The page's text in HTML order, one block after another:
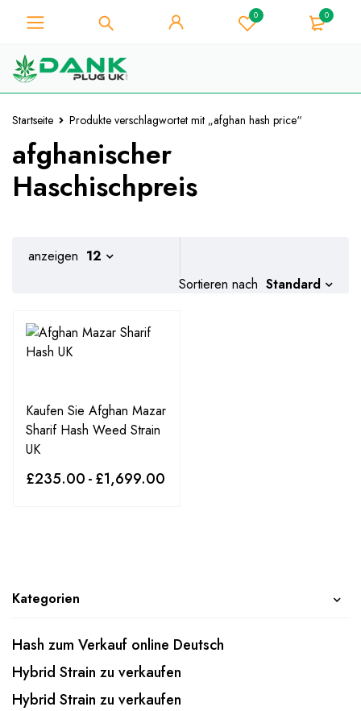
0 0
Startseite Produkte verschlagwortet mit „afghan hash price“
afghanischer
Haschischpreis
Kategorien
Hash zum Verkauf online Deutsch
Hybrid Strain zu verkaufen
Hybrid Strain zu verkaufen
Sortieren nach Standard
anzeigen 12
Kaufen Sie Afghan Mazar
Sharif Hash Weed Strain
UK
£235.00-£1,699.00
Für Weed-Liebhaber - Holen Sie
sich 10% Sofort-Rabatt auf jeden
"WELCOME10"